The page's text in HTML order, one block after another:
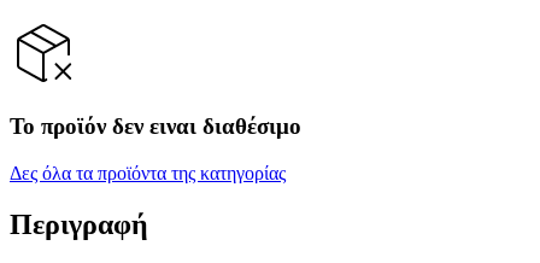
Το προϊόν δεν ειναι διαθέσιμο
Δες όλα τα προϊόντα της κατηγορίας
Περιγραφή